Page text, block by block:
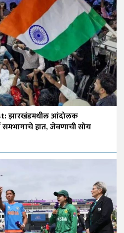
झारखंडमधील आंदोलक
समभागाचे हात, जेवणाची सोय